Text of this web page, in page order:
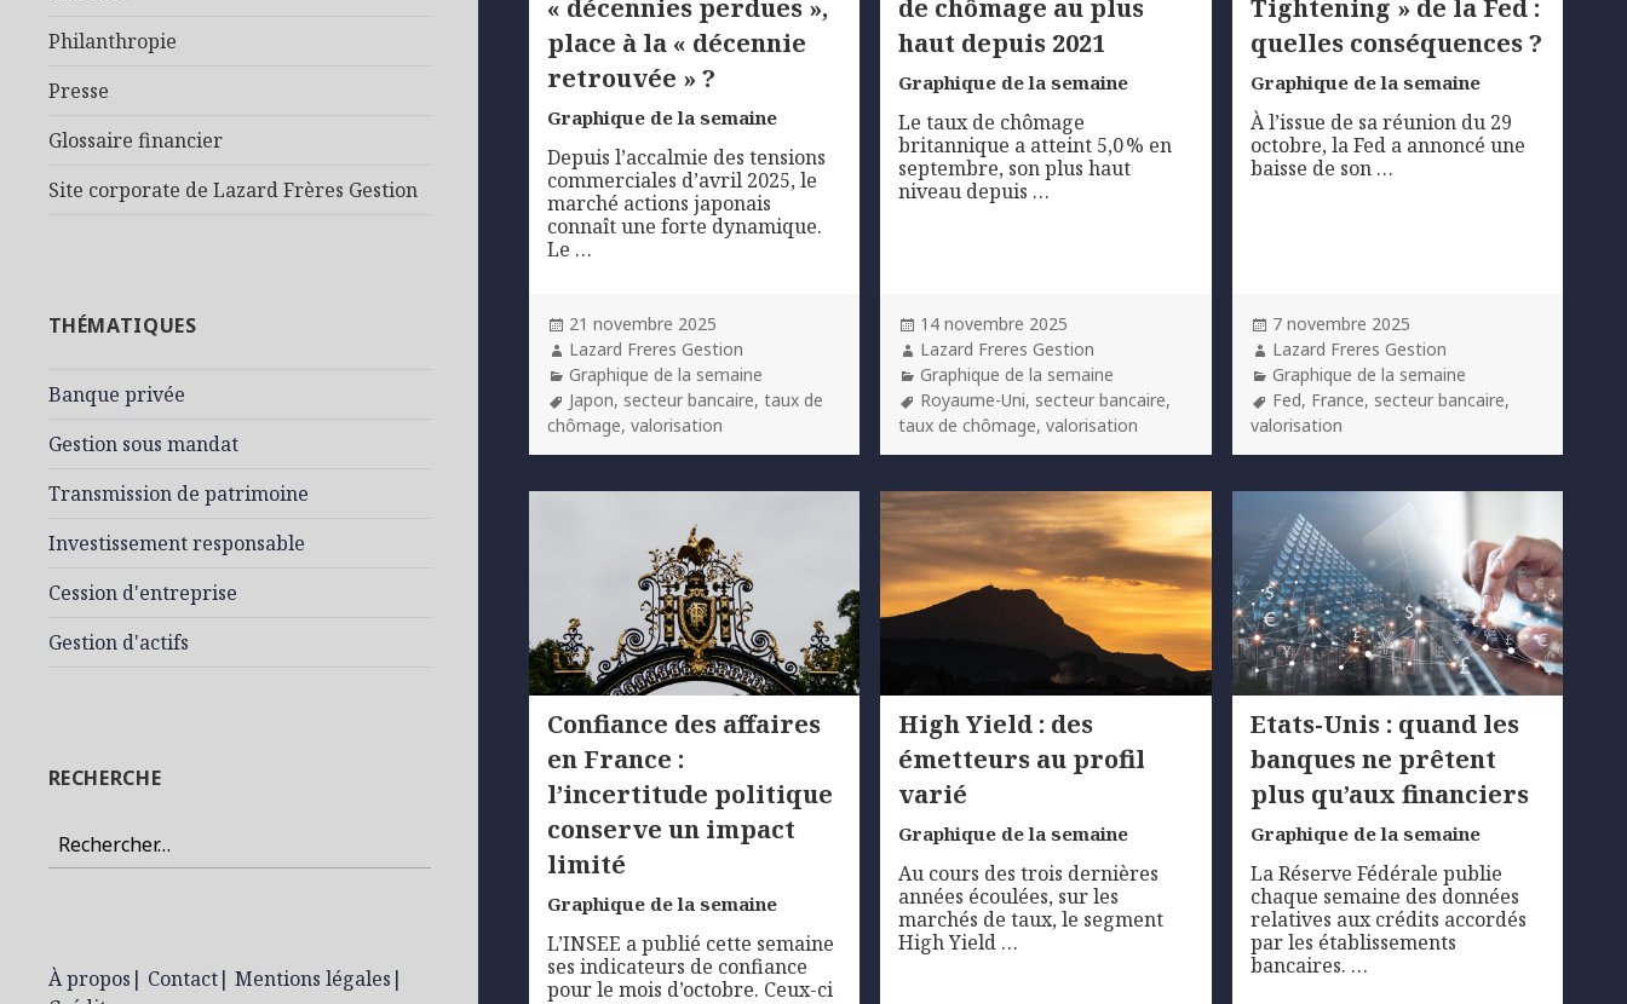
Philanthropie
Presse
Glossaire financier
Site corporate de Lazard Frères Gestion
THÉMATIQUES
Banque privée
Gestion sous mandat
Transmission de patrimoine
Investissement responsable
Cession d'entreprise
Gestion d'actifs
RECHERCHE
Rechercher :
À propos | Contact| Mentions légales |
« décennies perdues »,
place à la « décennie
retrouvée » ?
Graphique de la semaine
Depuis l’accalmie des tensions
commerciales d’avril 2025, le
marché actions japonais
connaît une forte dynamique.
Le …
Posted
on
21 novembre 2025
Author
Lazard Freres Gestion
Categories
Graphique de la semaine
Tags
Japon, secteur bancaire,taux de
chômage,valorisation
de chômage au plus
haut depuis 2021
Graphique de la semaine
Le taux de chômage
britannique a atteint 5,0 % en
septembre, son plus haut
niveau depuis …
Posted
on
14 novembre 2025
Author
Lazard Freres Gestion
Categories
Graphique de la semaine
Tags
Royaume-Uni, secteur bancaire,
taux de chômage,valorisation
Tightening » de la Fed :
quelles conséquences ?
Graphique de la semaine
À l’issue de sa réunion du 29
octobre, la Fed a annoncé une
baisse de son …
Posted
on
7 novembre 2025
Author
Lazard Freres Gestion
Categories
Graphique de la semaine
Tags
Fed, France, secteur bancaire,
valorisation
Confiance des affaires
en France :
l’incertitude politique
conserve un impact
limité
Graphique de la semaine
L’INSEE a publié cette semaine
ses indicateurs de confiance
pour le mois d’octobre. Ceux-ci
High Yield : des
émetteurs au profil
varié
Graphique de la semaine
Au cours des trois dernières
années écoulées, sur les
marchés de taux, le segment
High Yield …
Etats-Unis : quand les
banques ne prêtent
plus qu’aux financiers
Graphique de la semaine
La Réserve Fédérale publie
chaque semaine des données
relatives aux crédits accordés
par les établissements
bancaires. …